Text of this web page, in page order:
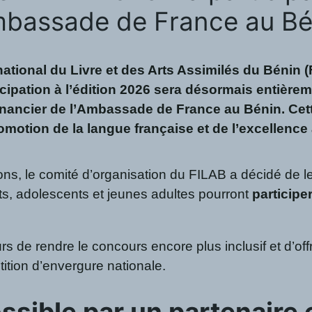
de France au
du Livre et des Arts Assimilés du Bénin
à l’édition 2026 sera désormais
de l’Ambassade de France au Bénin.
de la langue française et de
le comité d’organisation du FILAB a décidé de
adolescents et jeunes adultes pourront
de rendre le concours encore plus inclusif et
d’envergure nationale.